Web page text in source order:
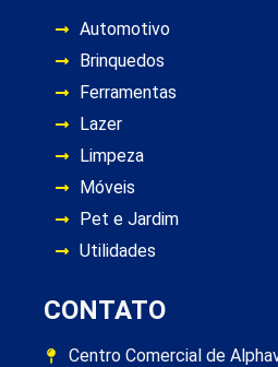
Automotivo
Brinquedos
Ferramentas
Lazer
Limpeza
Móveis
Pet e Jardim
Utilidades
CONTATO
Centro Comercial de